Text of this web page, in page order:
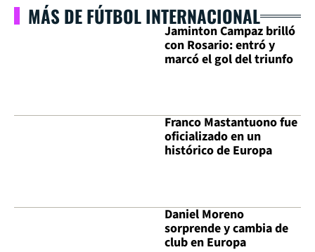
MÁS DE FÚTBOL INTERNACIONAL
Jaminton Campaz brilló
con Rosario: entró y
marcó el gol del triunfo
Franco Mastantuono fue
oficializado en un
histórico de Europa
Daniel Moreno
sorprende y cambia de
club en Europa